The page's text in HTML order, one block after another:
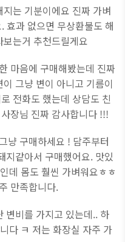
는 기분이에요 진짜 가벼
효과 없으면 무상환불도 해
는거 추천드릴게요
마음에 구매해봤는데 진짜
그냥 변이 아니고 기름이
전화도 했는데 상담도 친
장님 진짜 감사합니다 !!!
냥 구매하세요 ! 담주부터
지같아서 구매했어요. 맛있
데 몸도 훨씬 가벼워요ㅎㅎ
만족합니다.
변비를 가지고 있는데.. 하
다 ㅋ 저는 화장실 자주 가